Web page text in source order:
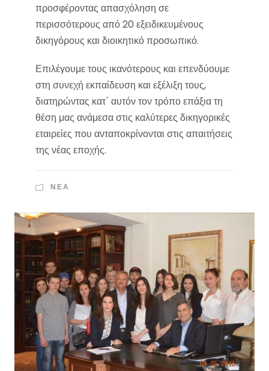
προσφέροντας απασχόληση σε
περισσότερους από 20 εξειδικευμένους
δικηγόρους και διοικητικό προσωπικό.
Επιλέγουμε τους ικανότερους και επενδύουμε
στη συνεχή εκπαίδευση και εξέλιξη τους,
διατηρώντας κατ΄ αυτόν τον τρόπο επάξια τη
θέση μας ανάμεσα στις καλύτερες δικηγορικές
εταιρείες που ανταποκρίνονται στις απαιτήσεις
της νέας εποχής.
ΝΈΑ